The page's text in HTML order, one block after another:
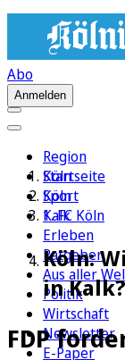
Abo
Anmelden
Region
Köln
Sport
1. FC Köln
Erleben
Ratgeber
Aus aller
Politik
Wirtschaft
Newsletter
E-Paper
Startseite
Köln
Kalk
Köln:
in Kalk?
FDP